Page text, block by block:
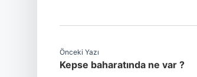
Önceki Yazı
Kepse baharatında ne var ?